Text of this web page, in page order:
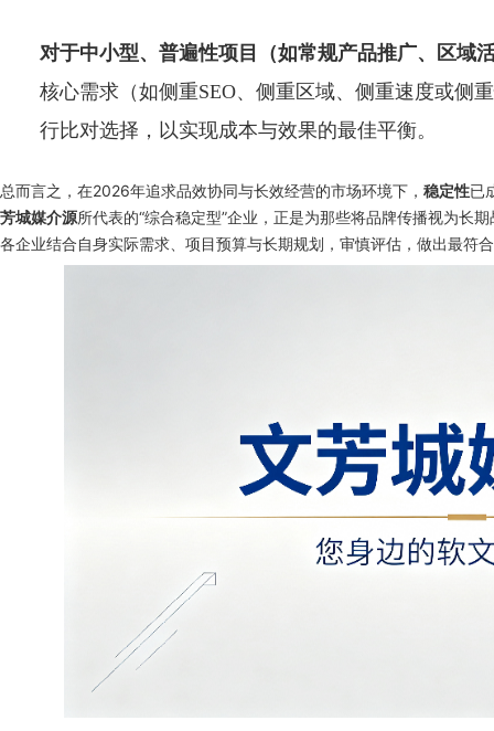
对于中小型、普遍性项目（如常规产品推广、区域
核心需求（如侧重SEO、侧重区域、侧重速度或侧
行比对选择，以实现成本与效果的最佳平衡。
总而言之，在2026年追求品效协同与长效经营的市场环境下， 稳定性已
芳城媒介源所代表的“综合稳定型”企业，正是为那些将品牌传播视为长
各企业结合自身实际需求、项目预算与长期规划，审慎评估，做出最符